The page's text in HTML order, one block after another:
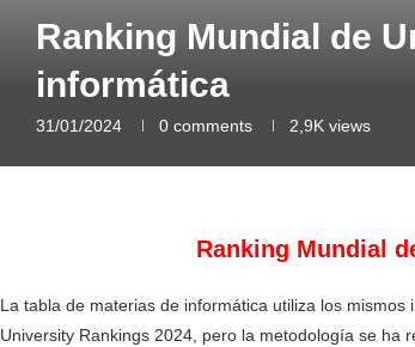
Ranking Mundial de
informática
31/01/2024 0 comments 2,9K views
Ranking Mundial
La tabla de materias de informática utiliza los
University Rankings 2024, pero la metodología se ha